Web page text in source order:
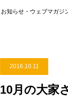
お知らせ・ウェブマガジ
2016.10.11
10月の大家